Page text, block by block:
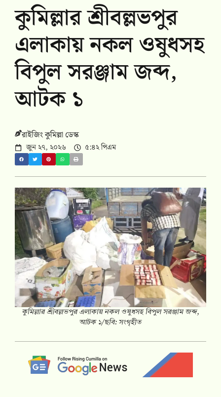
কুমিল্লার শ্রীবল্লভপুর
এলাকায় নকল ওষুধসহ
বিপুল সরঞ্জাম জব্দ,
আটক ১
রাইজিং কুমিল্লা ডেস্ক
জুন ২৭, ২০২৬ ৫:৪২ পিএম
কুমিল্লার শ্রীবল্লভপুর এলাকায় নকল ওষুধসহ বিপুল সরঞ্জাম জব্দ,
আটক ১/ছবি: সংগৃহীত